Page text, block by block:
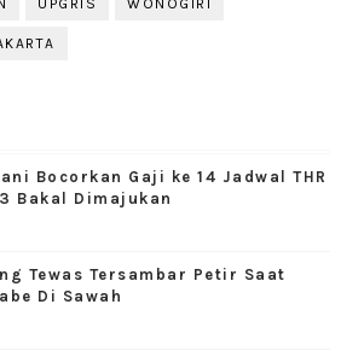
UPGRIS WONOGIRI
Bocorkan Gaji ke 14 Jadwal THR
Bakal Dimajukan
Tewas Tersambar Petir Saat
Di Sawah